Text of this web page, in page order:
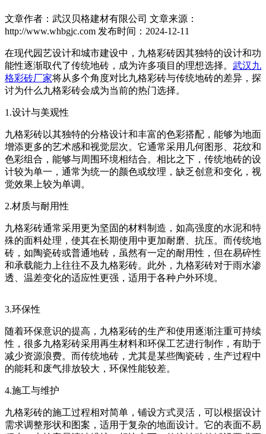
文章作者：武汉贝格建材有限公司 文章来源：
http://www.whbgjc.com 发布时间：2024-12-11
在现代园艺设计和城市建设中，九格彩砖因其独特的设计和功
能性逐渐取代了传统地砖，成为许多项目的理想选择。 武汉九
格彩砖厂家将从多个角度对比九格彩砖与传统地砖的差异，探
讨为什么九格彩砖会成为当前的热门选择。
1.设计与美观性
九格彩砖以其独特的分格设计和丰富的色彩搭配，能够为地面
增添更多的艺术感和视觉层次。它通常采用几何图形、花纹和
色彩组合，能够与周围环境相结合。相比之下，传统地砖的设
计较为单一，通常为统一的颜色或纹理，缺乏创意和变化，视
觉效果上较为单调。
2.材质与耐用性
九格彩砖通常采用更为坚固的材料制造，如高强度的水泥和特
殊的面料处理，使其在长期使用中更加耐磨、抗压。而传统地
砖，如陶瓷砖或普通地砖，虽然有一定的耐用性，但在易碎性
和承载能力上往往不及九格彩砖。此外，九格彩砖对于雨水渗
透、温差变化的适应性更强，适用于各种户外环境。
3.环保性
随着环保意识的提高，九格彩砖的生产和使用逐渐注重可持续
性，很多九格彩砖采用再生材料和环保工艺进行制作，有助于
减少资源浪费。而传统地砖，尤其是某些陶瓷砖，生产过程中
的能耗和废气排放较大，环保性能较差。
4.施工与维护
九格彩砖的施工过程相对简单，铺设方式灵活，可以根据设计
需求调整形状和图案，适用于复杂的地面设计。它的表面不易